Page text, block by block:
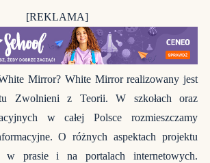
[REKLAMA]
Mirror? White Mirror realizowany jest
Zwolnieni z Teorii. W szkołach oraz
w całej Polsce rozmieszczamy
O różnych aspektach projektu
w prasie i na portalach internetowych.